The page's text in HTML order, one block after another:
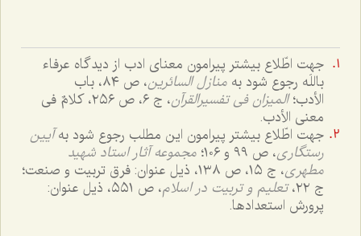
جهت اطّلاع بیشتر پیرامون معنای ادب از دیدگاه عرفاء
باللَه رجوع شود به منازل السائرین
، ص ٨٤، باب
الأدب؛المیزان فی تفسیرالقرآن
، ج ٦، ص ٢٥٦، کلامٌ فی
معنی الأدب.
جهت اطّلاع بیشتر پیرامون این مطلب رجوع شود بهآیین
رستگاری، ص ٩٩ و ١٠٦؛
مجموعه آثار استاد شهید
مطهری
، ج ١٥، ص ١٣٨، ذیل عنوان: فرق تربیت و صنعت؛
ج ٢٢،
تعلیم و تربیت در اسلام
، ص ٥٥١، ذیل عنوان:
پرورش استعدادها.